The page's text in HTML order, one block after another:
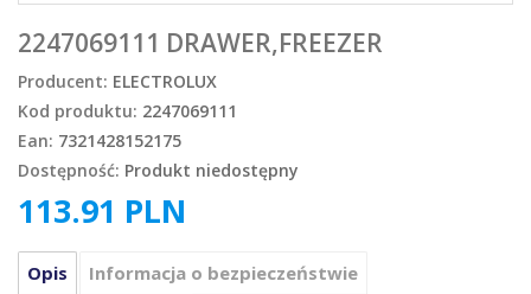
2247069111 DRAWER,FREEZER
Producent: ELECTROLUX
Kod produktu: 2247069111
Ean: 7321428152175
Dostępność: Produkt niedostępny
113.91 PLN
Opis
Informacja o bezpieczeństwie